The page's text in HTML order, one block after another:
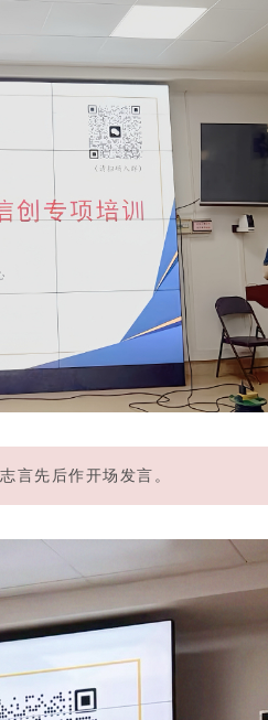
先后作开场发言。